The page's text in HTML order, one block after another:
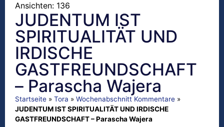
Ansichten: 136
JUDENTUM IST
SPIRITUALITÄT UND
IRDISCHE
GASTFREUNDSCHAFT
– Parascha Wajera
Startseite » Tora » Wochenabschnitt Kommentare »
JUDENTUM IST SPIRITUALITÄT UND IRDISCHE
GASTFREUNDSCHAFT – Parascha Wajera